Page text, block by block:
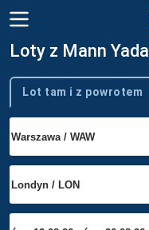
Loty z Mann
Typ podróży
Lot tam i z powrotem